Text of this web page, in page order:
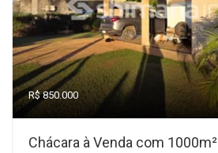
R$ 850.000
Chácara à Venda com 1000m²